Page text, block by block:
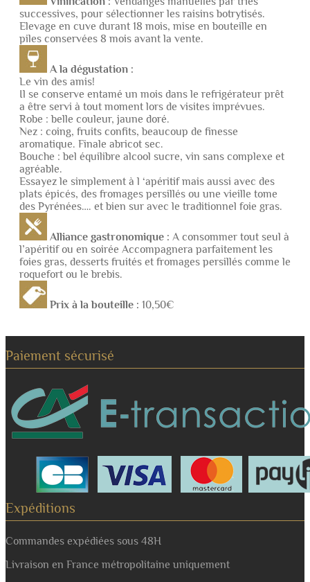
successives, pour sélectionner les raisins botrytisés.
Elevage en cuve durant 18 mois, mise en bouteille en
piles conservées 8 mois avant la vente.
A la dégustation :
Le vin des amis!
Il se conserve entamé un mois dans le refrigérateur prêt
a être servi à tout moment lors de visites imprévues.
Robe : belle couleur, jaune doré.
Nez : coing, fruits confits, beaucoup de finesse
aromatique. Finale abricot sec.
Bouche : bel équilibre alcool sucre, vin sans complexe et
agréable.
Essayez le simplement à l ‘apéritif mais aussi avec des
plats épicés, des fromages persillés ou une vieille tome
des Pyrénées…. et bien sur avec le traditionnel foie gras.
Alliance gastronomique : A consommer tout seul à
l’apéritif ou en soirée Accompagnera parfaitement les
foies gras, desserts fruités et fromages persillés comme le
roquefort ou le brebis.
Prix à la bouteille : 10,50€
Paiement sécurisé
Expéditions
Commandes expédiées sous 48H
Livraison en France métropolitaine uniquement